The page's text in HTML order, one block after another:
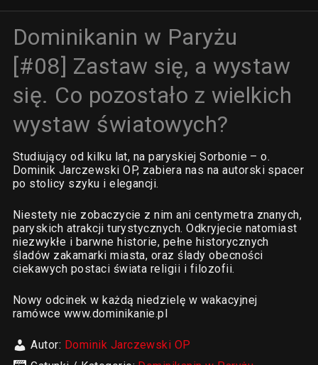
Dominikanin w Paryżu
[#08] Zastaw się, a wystaw
się. Co pozostało z wielkich
wystaw światowych?
Studiujący od kilku lat, na paryskiej Sorbonie – o.
Dominik Jarczewski OP, zabiera nas na autorski spacer
po stolicy szyku i elegancji.
Niestety nie zobaczycie z nim ani centymetra znanych,
paryskich atrakcji turystycznych. Odkryjecie natomiast
niezwykłe i barwne historie, pełne historycznych
śladów zakamarki miasta, oraz ślady obecności
ciekawych postaci świata religii i filozofii.
Nowy odcinek w każdą niedzielę w wakacyjnej
ramówce www.dominikanie.pl
Autor: Dominik Jarczewski OP